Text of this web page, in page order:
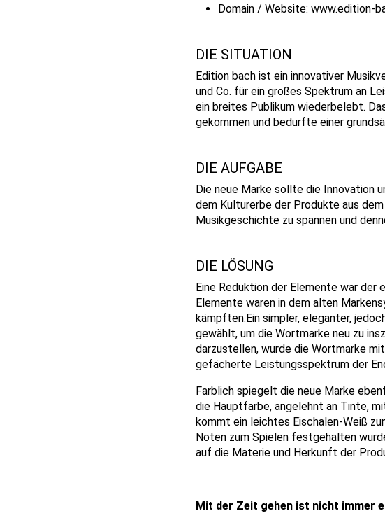
Domain / Website: www.edition-
DIE SITUATION
Edition bach ist ein innovativer
und Co. für ein großes Spektrum an
ein breites Publikum wiederbelebt.
gekommen und bedurfte einer
DIE AUFGABE
Die neue Marke sollte die Innovation
dem Kulturerbe der Produkte aus
Musikgeschichte zu spannen und
DIE LÖSUNG
Eine Reduktion der Elemente war der
Elemente waren in dem alten
kämpften.Ein simpler, eleganter,
gewählt, um die Wortmarke neu zu
darzustellen, wurde die Wortmarke
gefächerte Leistungsspektrum der
Farblich spiegelt die neue Marke
die Hauptfarbe, angelehnt an Tinte,
kommt ein leichtes Eischalen-Weiß
Noten zum Spielen festgehalten
auf die Materie und Herkunft der
Mit der Zeit gehen ist nicht immer